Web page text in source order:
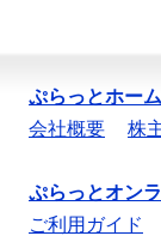
ぷらっとホー
会社概要
株
ぷらっとオン
ご利用ガイド